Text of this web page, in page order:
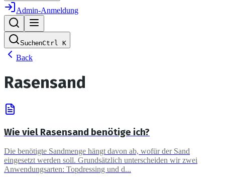
Admin-Anmeldung
SuchenCtrl K
Back
Rasensand
Wie viel Rasensand benötige ich?
Die benötigte Sandmenge hängt davon ab, wofür der Sand
eingesetzt werden soll. Grundsätzlich unterscheiden wir zwei
Anwendungsarten: Topdressing und d...